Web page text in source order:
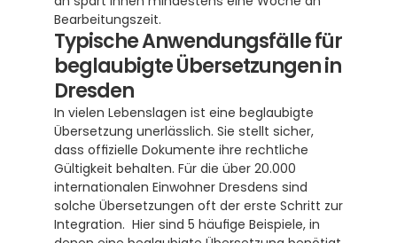
Bearbeitungszeit.
Typische Anwendungsfälle für
beglaubigte Übersetzungen in
Dresden
In vielen Lebenslagen ist eine beglaubigte
Übersetzung unerlässlich. Sie stellt sicher,
dass offizielle Dokumente ihre rechtliche
Gültigkeit behalten. Für die über 20.000
internationalen Einwohner Dresdens sind
solche Übersetzungen oft der erste Schritt zur
Integration.  Hier sind 5 häufige Beispiele, in